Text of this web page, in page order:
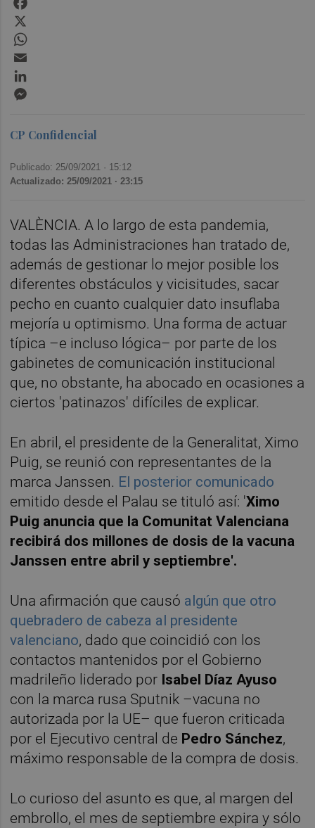
CP Confidencial
Publicado: 25/09/2021 · 15:12
Actualizado: 25/09/2021 · 23:15
VALÈNCIA. A lo largo de esta pandemia,
todas las Administraciones han tratado de,
además de gestionar lo mejor posible los
diferentes obstáculos y vicisitudes, sacar
pecho en cuanto cualquier dato insuflaba
mejoría u optimismo. Una forma de actuar
típica –e incluso lógica– por parte de los
gabinetes de comunicación institucional
que, no obstante, ha abocado en ocasiones a
ciertos 'patinazos' difíciles de explicar.
En abril, el presidente de la Generalitat, Ximo
Puig, se reunió con representantes de la
marca Janssen. El posterior comunicado
emitido desde el Palau se tituló así: 'Ximo
Puig anuncia que la Comunitat Valenciana
recibirá dos millones de dosis de la vacuna
Janssen entre abril y septiembre'.
Una afirmación que causó algún que otro
quebradero de cabeza al presidente
valenciano, dado que coincidió con los
contactos mantenidos por el Gobierno
madrileño liderado por Isabel Díaz Ayuso
con la marca rusa Sputnik –vacuna no
autorizada por la UE– que fueron criticada
por el Ejecutivo central de Pedro Sánchez,
máximo responsable de la compra de dosis.
Lo curioso del asunto es que, al margen del
embrollo, el mes de septiembre expira y sólo